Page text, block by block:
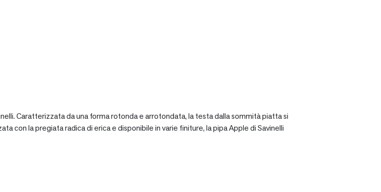
Caratterizzata da una forma rotonda e arrotondata, la testa dalla sommità piatta si
con la pregiata radica di erica e disponibile in varie finiture, la pipa Apple di Savinelli